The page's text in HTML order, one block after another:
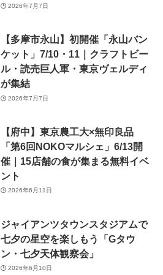
2026年7月7日
【多摩市永山】初開催「永山バン
ケット」7/10・11｜クラフトビー
ル・読売巨人軍・東京ヴェルディ
が集結
2026年7月7日
【府中】東京農工大×無印良品
「第6回NOKOマルシェ」6/13開
催｜15店舗の食が集まる無料イベ
ント
2026年6月11日
ジャイアンツタウンスタジアムで
七夕の星空を楽しもう「Gタウ
ン・七夕天体観察会」
2026年6月10日